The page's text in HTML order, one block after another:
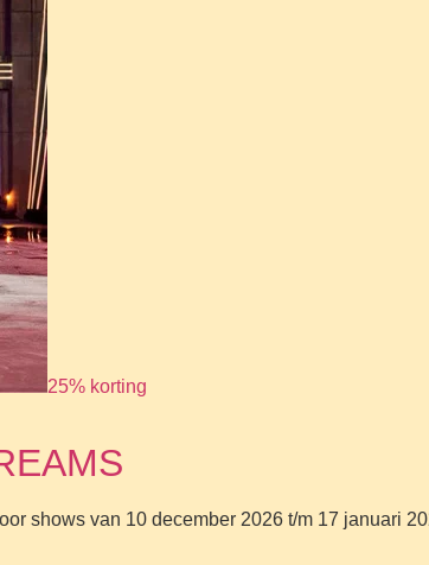
25% korting
shows van 10 december 2026 t/m 17 januari